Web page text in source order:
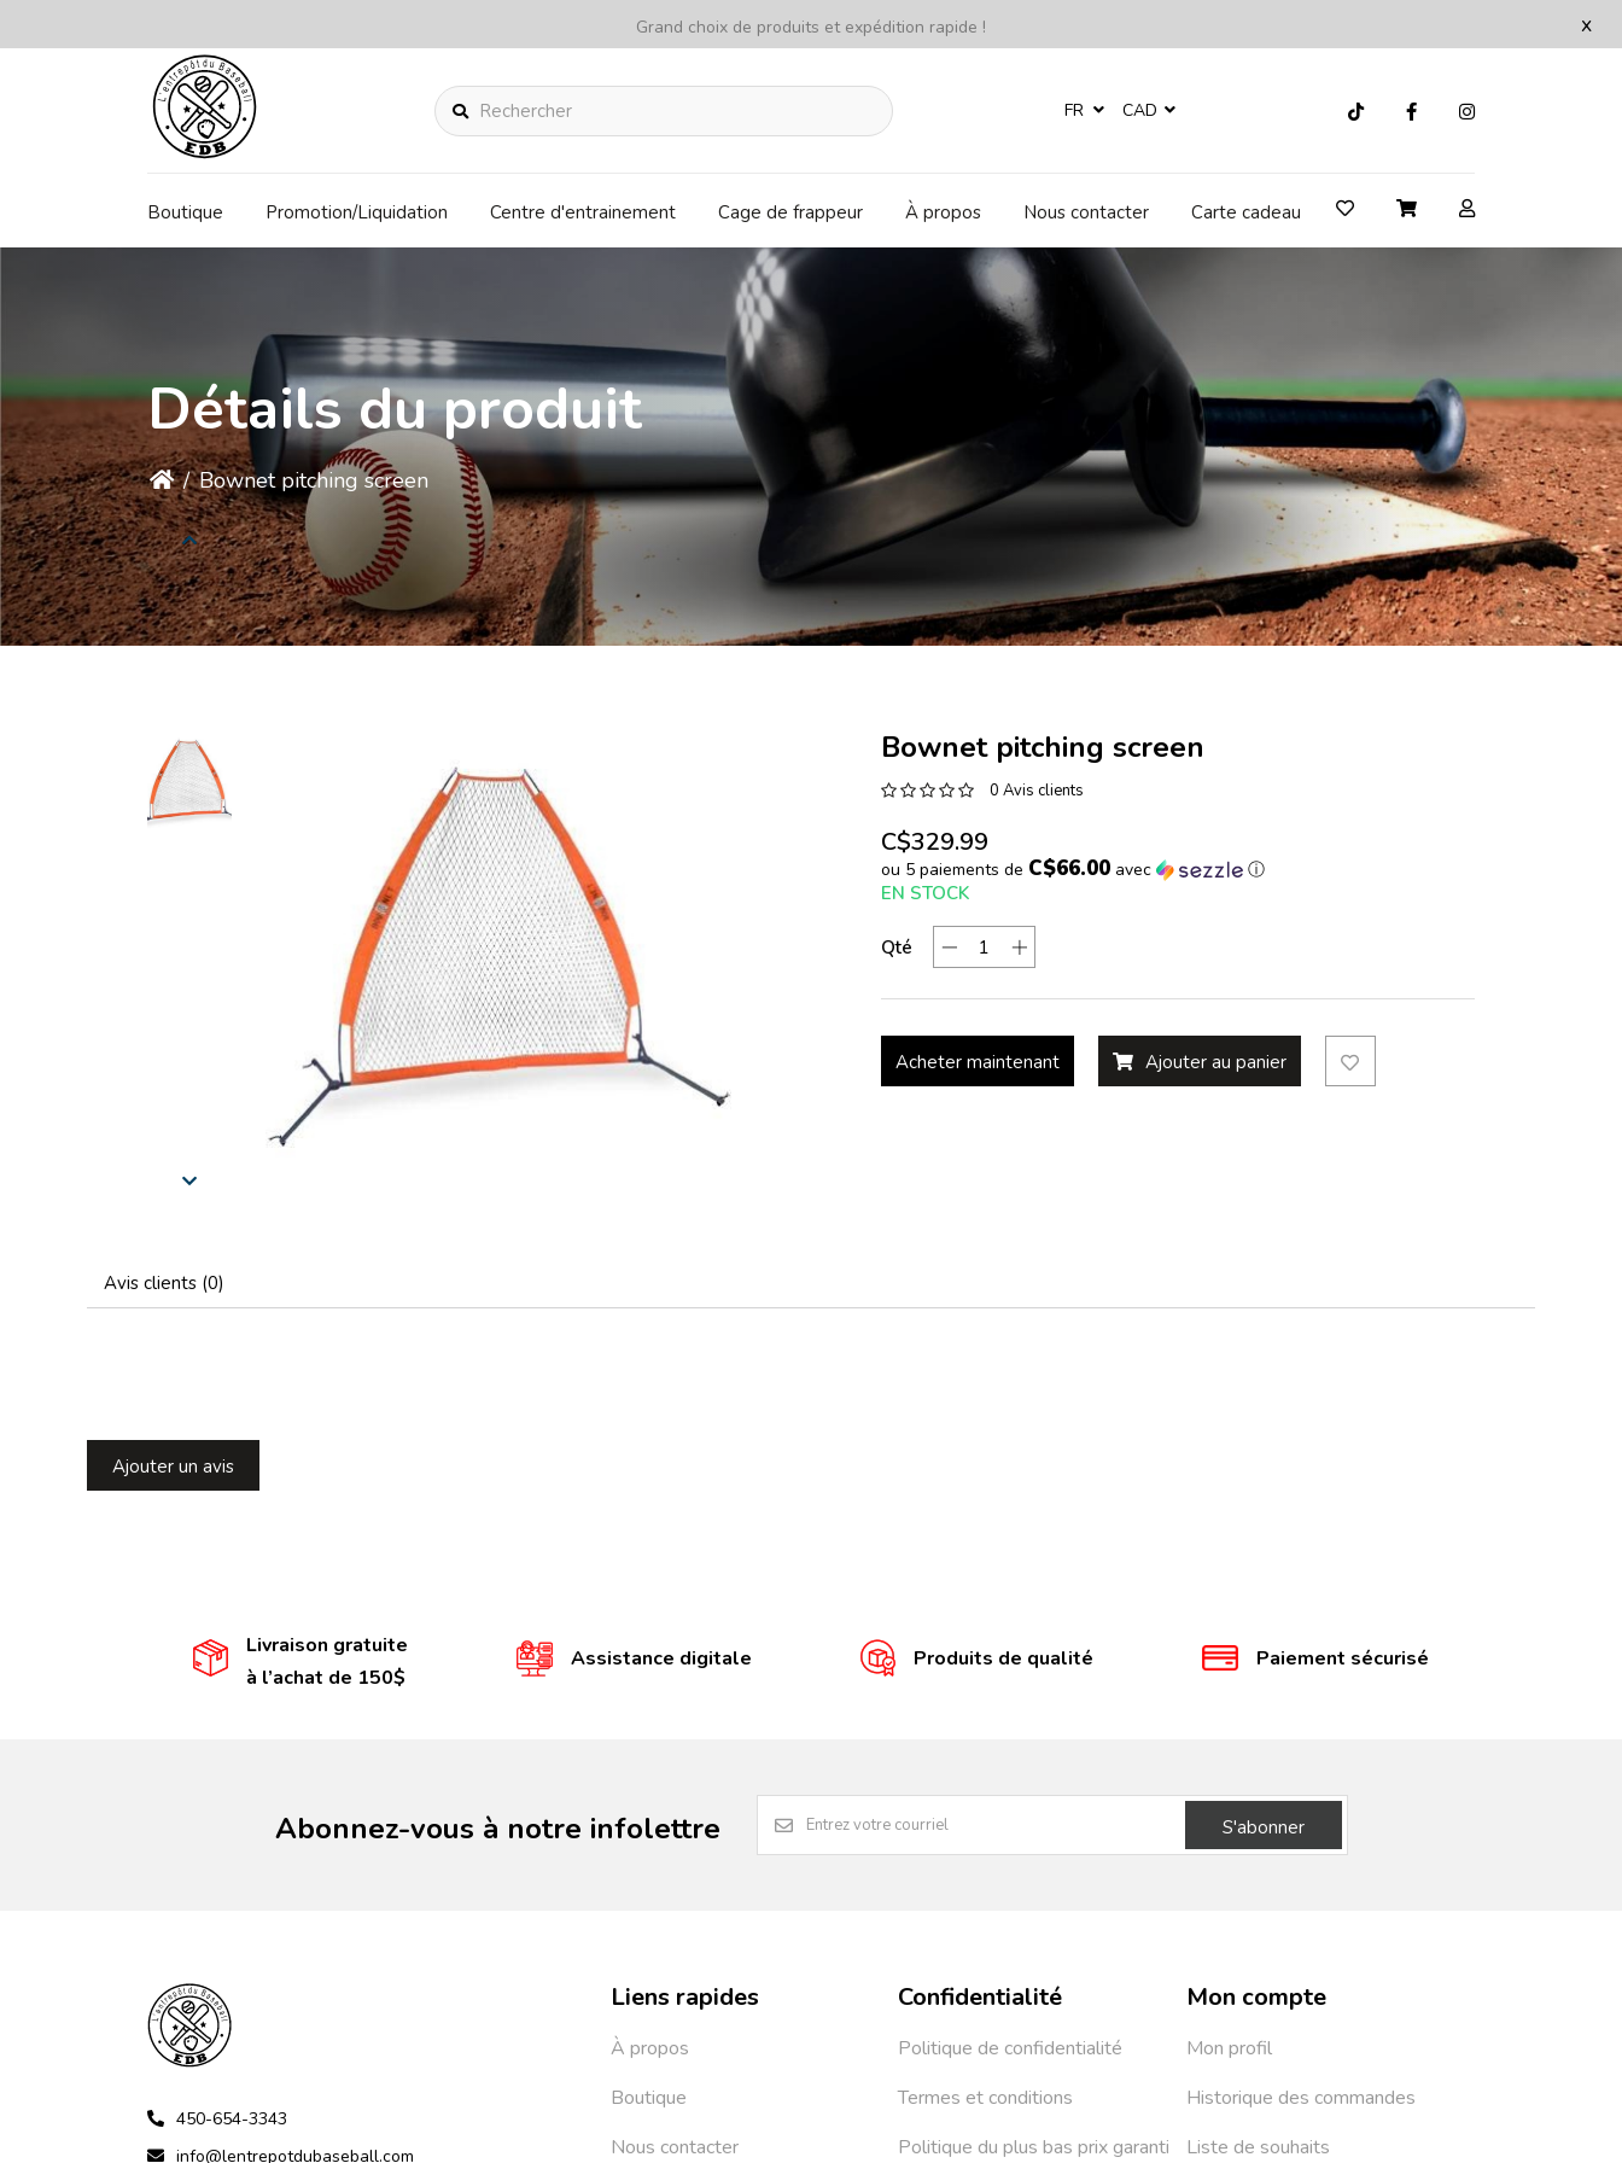
x
Grand choix de produits et expédition rapide !
Rechercher FR CAD
Boutique Promotion/Liquidation Centre d'entrainement Cage de frappeur À propos Nous contacter Carte cadeau
Détails du produit
/ Bownet pitching screen
Bownet pitching screen
0 Avis clients
C$329.99
ou 5 paiements de C$66.00avec ⓘ
EN STOCK
Qté
Acheter maintenant Ajouter au panier
Avis clients (0)
Ajouter un avis
Livraison gratuite
à l’achat de 150$
Assistance digitale Produits de qualité Paiement sécurisé
Abonnez-vous à notre infolettre S'abonner
450-654-3343
info@lentrepotdubaseball.com
Liens rapides
À propos
Boutique
Nous contacter
Confidentialité
Politique de confidentialité
Termes et conditions
Politique du plus bas prix garanti
Mon compte
Mon profil
Historique des commandes
Liste de souhaits